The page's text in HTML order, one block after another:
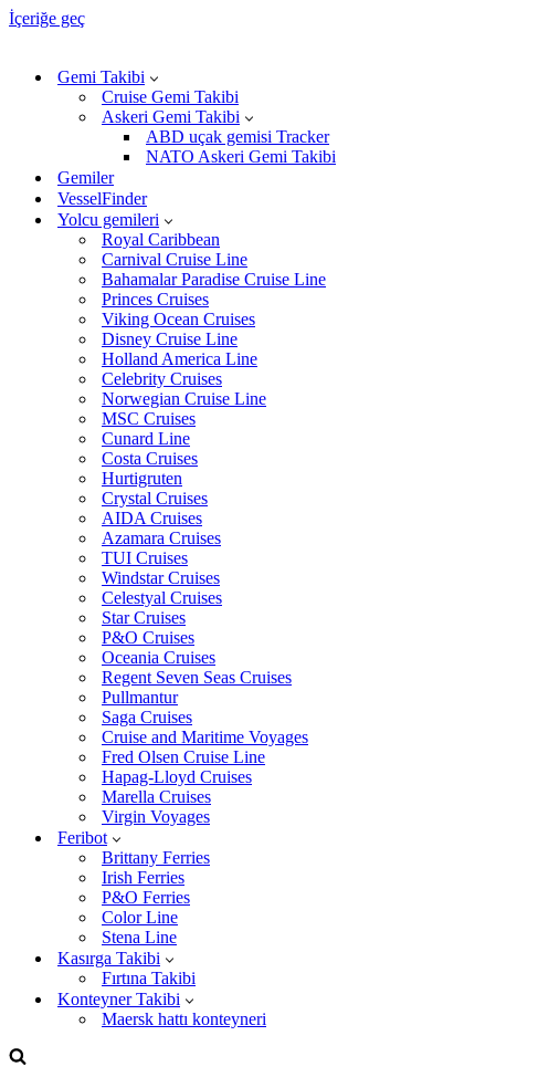
İçeriğe geç
Gemi Takibi
Cruise Gemi Takibi
Askeri Gemi Takibi
ABD uçak gemisi Tracker
NATO Askeri Gemi Takibi
Gemiler
VesselFinder
Yolcu gemileri
Royal Caribbean
Carnival Cruise Line
Bahamalar Paradise Cruise Line
Princes Cruises
Viking Ocean Cruises
Disney Cruise Line
Holland America Line
Celebrity Cruises
Norwegian Cruise Line
MSC Cruises
Cunard Line
Costa Cruises
Hurtigruten
Crystal Cruises
AIDA Cruises
Azamara Cruises
TUI Cruises
Windstar Cruises
Celestyal Cruises
Star Cruises
P&O Cruises
Oceania Cruises
Regent Seven Seas Cruises
Pullmantur
Saga Cruises
Cruise and Maritime Voyages
Fred Olsen Cruise Line
Hapag-Lloyd Cruises
Marella Cruises
Virgin Voyages
Feribot
Brittany Ferries
Irish Ferries
P&O Ferries
Color Line
Stena Line
Kasırga Takibi
Fırtına Takibi
Konteyner Takibi
Maersk hattı konteyneri